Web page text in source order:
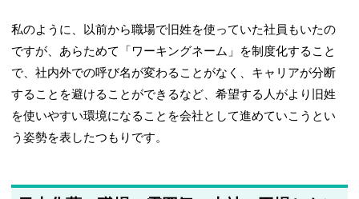
私のように、以前から職場で旧姓を使っていた社員もいたの
ですが、あらためて「ワーキングネーム」を制度化すること
で、社内外での呼び名が変わることがなく、キャリアが分断
することを避けることができるなど、希望する人がより旧姓
を使いやすい環境になることを会社として進めていこうとい
う姿勢を表したつもりです。